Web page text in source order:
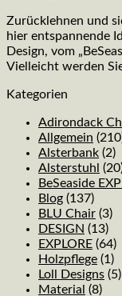
Zurücklehnen und
hier entspannende
Design, vom
Vielleicht werden
Kategorien
Adirondack
Allgemein
Alsterbank (2)
Alsterstuhl
BeSeaside
Blog (137)
BLU Chair (3)
DESIGN (13)
EXPLORE (64)
Holzpflege (1)
Loll Designs (5)
Material (8)